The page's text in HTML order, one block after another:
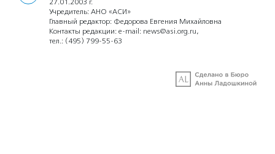
27.01.2003 г.
Учредитель: АНО «АСИ»
Главный редактор: Федорова Евгения Михайловна
Контакты редакции: e-mail: news@asi.org.ru,
тел.: (495) 799-55-63